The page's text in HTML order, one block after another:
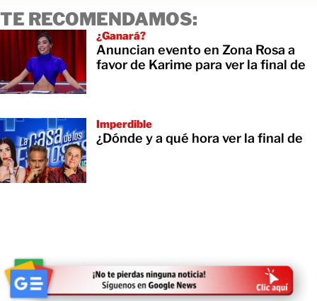
TE RECOMENDAMOS:
¿Ganará?
Anuncian evento en Zona Rosa a
favor de Karime para ver la final de
Imperdible
¿Dónde y a qué hora ver la final de